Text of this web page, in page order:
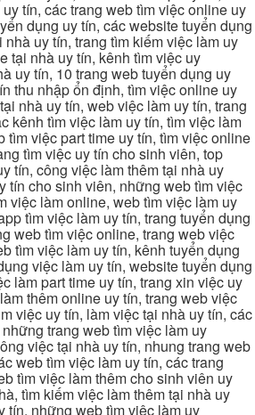
tín, các trang web tìm việc online uy
dụng uy tín, các website tuyển dụng
nhà uy tín, trang tìm kiếm việc làm uy
tại nhà uy tín, kênh tìm việc uy
uy tín, 10 trang web tuyển dụng uy
thu nhập ổn định, tìm việc online uy
nhà uy tín, web việc làm uy tín, trang
kênh tìm việc làm uy tín, tìm việc làm
tìm việc part time uy tín, tìm việc online
tìm việc uy tín cho sinh viên, top
tín, công việc làm thêm tại nhà uy
tín cho sinh viên, những web tìm việc
việc làm online, web tìm việc làm uy
tìm việc làm uy tín, trang tuyển dụng
web tìm việc online, trang web việc
tìm việc làm uy tín, kênh tuyển dụng
việc làm uy tín, website tuyển dụng
làm part time uy tín, trang xin việc uy
thêm online uy tín, trang web việc
việc uy tín, làm việc tại nhà uy tín, các
trang web tìm việc làm uy
việc tại nhà uy tín, nhung trang web
web tìm việc làm uy tín, các trang
tìm việc làm thêm cho sinh viên uy
tìm kiếm việc làm thêm tại nhà uy
tín, những web tìm việc làm uy